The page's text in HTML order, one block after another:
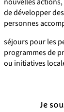
de développer
personnes
séjours pour les
programmes de
ou initiatives
Je